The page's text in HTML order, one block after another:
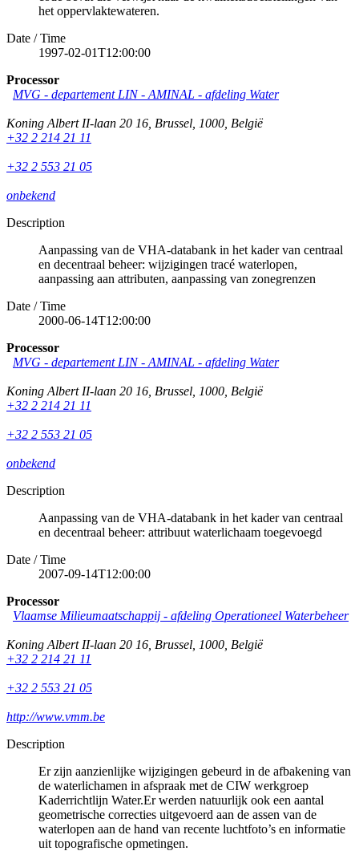
het oppervlaktewateren.
Date / Time
1997-02-01T12:00:00
Processor
MVG - departement LIN - AMINAL - afdeling Water
Koning Albert II-laan 20 16 Brussel 1000 België
+32 2 214 21 11
+32 2 553 21 05
onbekend
Description
Aanpassing van de VHA-databank in het kader van centraal
en decentraal beheer: wijzigingen tracé waterlopen,
aanpassing aan attributen, aanpassing van zonegrenzen
Date / Time
2000-06-14T12:00:00
Processor
MVG - departement LIN - AMINAL - afdeling Water
Koning Albert II-laan 20 16 Brussel 1000 België
+32 2 214 21 11
+32 2 553 21 05
onbekend
Description
Aanpassing van de VHA-databank in het kader van centraal
en decentraal beheer: attribuut waterlichaam toegevoegd
Date / Time
2007-09-14T12:00:00
Processor
Vlaamse Milieumaatschappij - afdeling Operationeel Waterbeheer
Koning Albert II-laan 20 16 Brussel 1000 België
+32 2 214 21 11
+32 2 553 21 05
http://www.vmm.be
Description
Er zijn aanzienlijke wijzigingen gebeurd in de afbakening van
de waterlichamen in afspraak met de CIW werkgroep
Kaderrichtlijn Water.Er werden natuurlijk ook een aantal
geometrische correcties uitgevoerd aan de assen van de
waterlopen aan de hand van recente luchtfoto’s en informatie
uit topografische opmetingen.